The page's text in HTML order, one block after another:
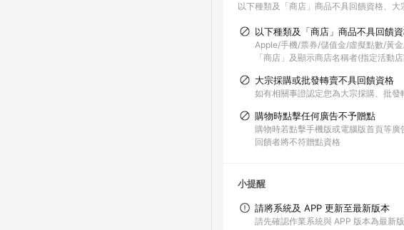
以下種類及「商店」商品不具回饋資格 大
以下種類及「商店」商品不具回饋
Apple/手機/票券/儲值金/虛擬點數/黃
「商店」及顯示商店名稱者(指定活動
大宗採購或批發轉賣不具回饋資格
如有相關事證認定您為大宗採購、批
購物時點擊任何廣告不予贈點
購物時若點擊手機版或電腦版首頁等
回饋者將不符贈點資格
小提醒
請將系統及 APP 更新至最新版本
請先確認作業系統與 APP 版本為最新